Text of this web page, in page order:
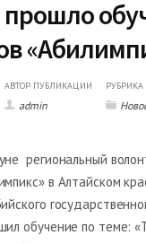
АВТОР ПУБЛИКАЦИИ
admin
РУБРИКА
региональный
в Алтайском
обучение по теме: